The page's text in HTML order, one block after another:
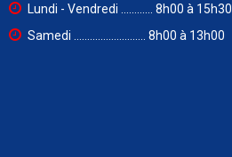
Lundi - Vendredi ............ 8h00 à 15h30
Samedi ........................... 8h00 à 13h00